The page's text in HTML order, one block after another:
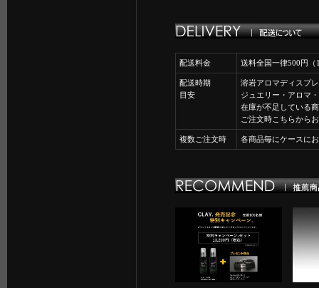
配送料金 送料全国一律500円
配送時期
目安
溶岩アロマディスプ
ジュエリー・アロマ
在庫が不足している
ご注文時こちらから
複数ご注文時 各商品毎にケースに